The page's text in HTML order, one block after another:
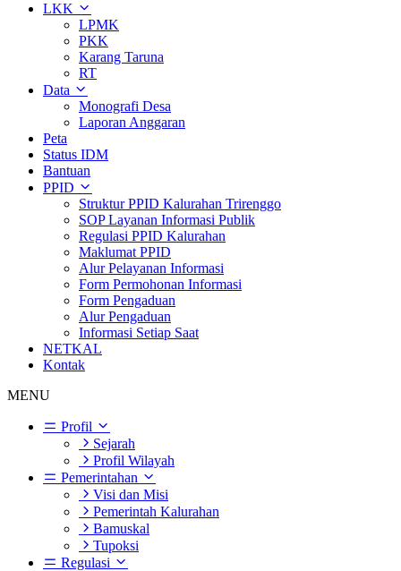
LKK
LPMK
PKK
Karang Taruna
RT
Data
Monografi Desa
Laporan Anggaran
Peta
Status IDM
Bantuan
PPID
Struktur PPID Kalurahan Trirenggo
SOP Layanan Informasi Publik
Regulasi PPID Kalurahan
Maklumat PPID
Alur Pelayanan Informasi
Form Permohonan Informasi
Form Pengaduan
Alur Pengaduan
Informasi Setiap Saat
NETKAL
Kontak
MENU
Profil
Sejarah
Profil Wilayah
Pemerintahan
Visi dan Misi
Pemerintah Kalurahan
Bamuskal
Tupoksi
Regulasi